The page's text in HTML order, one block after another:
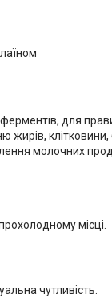
для
клітковини,
молочних
місці.
чутливість.